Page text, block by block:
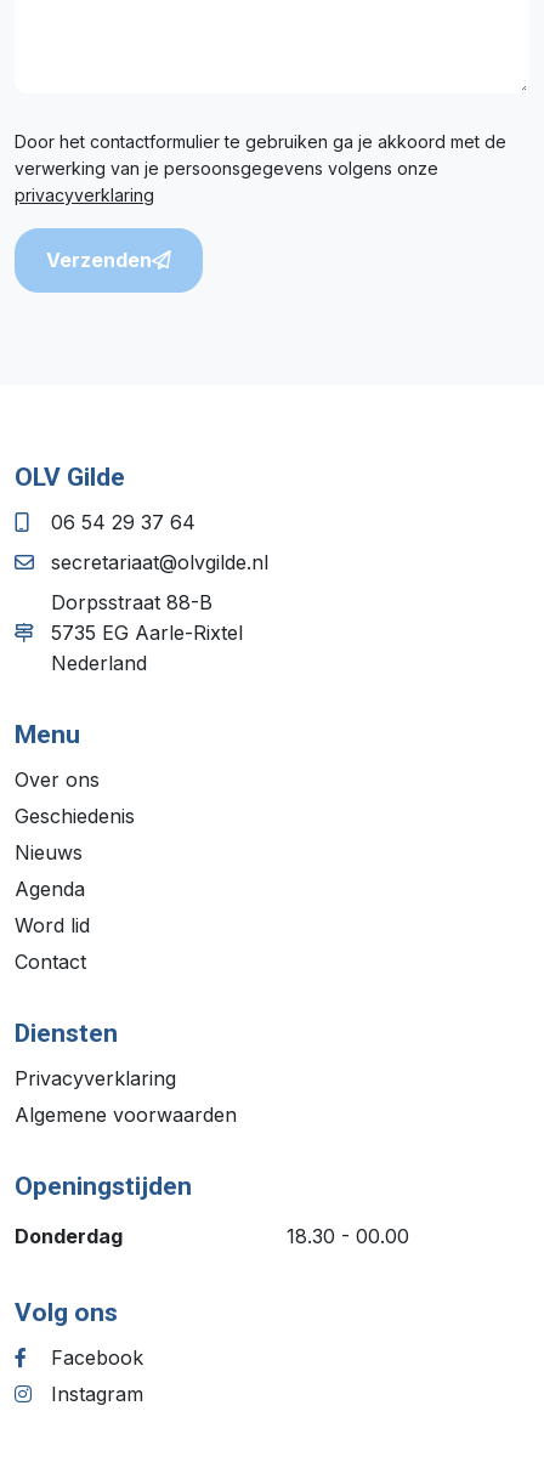
Door het contactformulier te gebruiken ga je akkoord met de
verwerking van je persoonsgegevens volgens onze
privacyverklaring
Verzenden
OLV Gilde
06 54 29 37 64
secretariaat@olvgilde.nl
Dorpsstraat 88-B
5735 EG Aarle-Rixtel
Nederland
Menu
Over ons
Geschiedenis
Nieuws
Agenda
Word lid
Contact
Diensten
Privacyverklaring
Algemene voorwaarden
Openingstijden
Donderdag 18.30 - 00.00
Volg ons
Facebook
Instagram